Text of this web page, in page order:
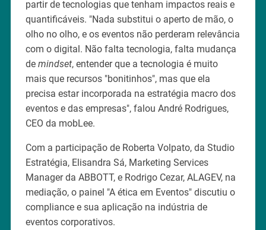
partir de tecnologias que tenham impactos reais e
quantificáveis. "Nada substitui o aperto de mão, o
olho no olho, e os eventos não perderam relevância
com o digital. Não falta tecnologia, falta mudança
de mindset, entender que a tecnologia é muito
mais que recursos "bonitinhos", mas que ela
precisa estar incorporada na estratégia macro dos
eventos e das empresas", falou André Rodrigues,
CEO da mobLee.
Com a participação de Roberta Volpato, da Studio
Estratégia, Elisandra Sá, Marketing Services
Manager da ABBOTT, e Rodrigo Cezar, ALAGEV, na
mediação, o painel "A ética em Eventos" discutiu o
compliance e sua aplicação na indústria de
eventos corporativos.